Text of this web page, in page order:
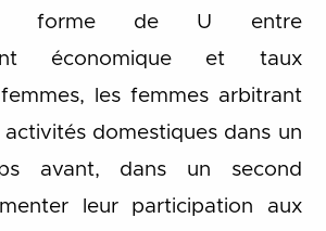
forme de U entre
économique et taux
les femmes arbitrant
domestiques dans un
avant, dans un second
leur participation aux